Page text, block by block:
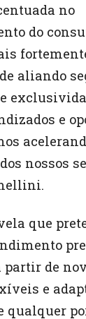
no
do
aliando
e
nossos
que
partir de
e
qualquer